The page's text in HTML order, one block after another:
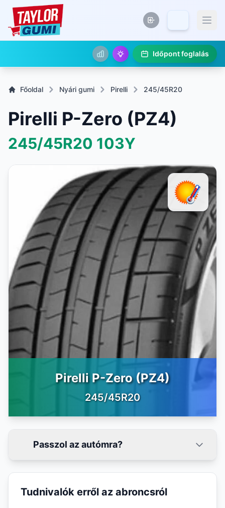
Időpont foglalás
Főoldal Nyári gumi Pirelli 245/45R20
Pirelli P-Zero (PZ4)
245/45R20 103Y
Pirelli P-Zero (PZ4)
245/45R20
Passzol az autómra?
Tudnivalók erről az abroncsról